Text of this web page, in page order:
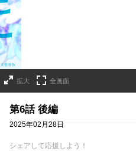
拡大 全画面
第6話 後編
2025年02月28日
シェアして応援しよう！